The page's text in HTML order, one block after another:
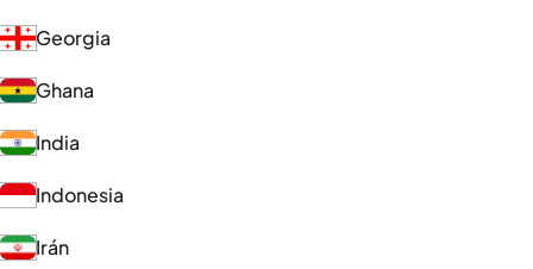
Georgia
Ghana
India
Indonesia
Irán